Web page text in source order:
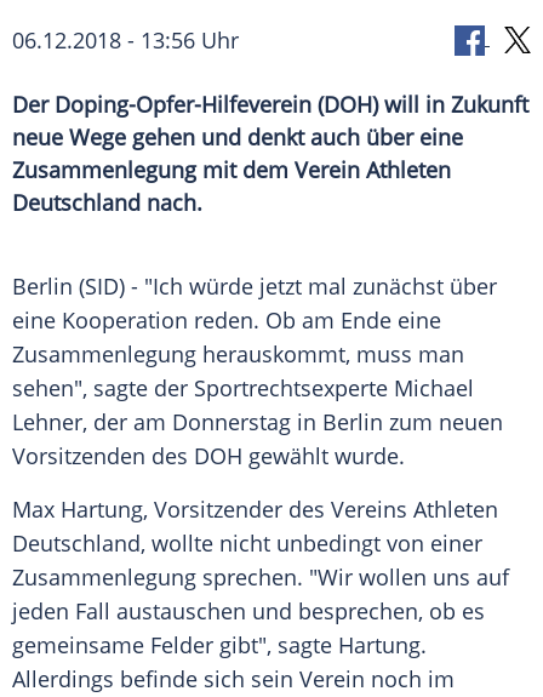
06.12.2018 - 13:56 Uhr
Der Doping-Opfer-Hilfeverein (DOH) will in Zukunft
neue Wege gehen und denkt auch über eine
Zusammenlegung mit dem Verein Athleten
Deutschland nach.
Berlin (SID) - "Ich würde jetzt mal zunächst über
eine Kooperation reden. Ob am Ende eine
Zusammenlegung herauskommt, muss man
sehen", sagte der Sportrechtsexperte Michael
Lehner, der am Donnerstag in Berlin zum neuen
Vorsitzenden des DOH gewählt wurde.
Max Hartung, Vorsitzender des Vereins Athleten
Deutschland, wollte nicht unbedingt von einer
Zusammenlegung sprechen. "Wir wollen uns auf
jeden Fall austauschen und besprechen, ob es
gemeinsame Felder gibt", sagte Hartung.
Allerdings befinde sich sein Verein noch im